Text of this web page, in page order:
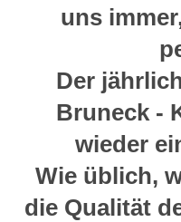
uns
Der
Bruneck -
wieder
Wie üblich,
die Qualität